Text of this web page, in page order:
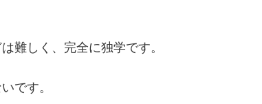
難しく、完全に独学です。
です。